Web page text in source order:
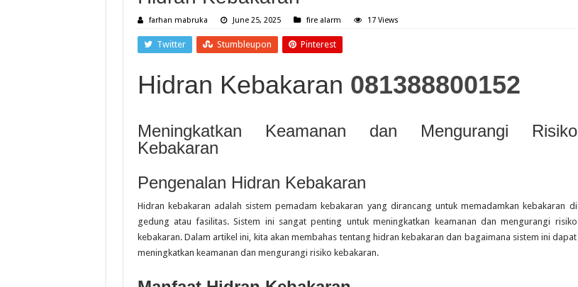
farhan mabruka June 25, 2025 fire alarm 17 Views
Twitter Stumbleupon Pinterest
Hidran Kebakaran 081388800152
Meningkatkan Keamanan dan Mengurangi Risiko
Kebakaran
Pengenalan Hidran Kebakaran
Hidran kebakaran adalah sistem pemadam kebakaran yang dirancang untuk memadamkan kebakaran di
gedung atau fasilitas. Sistem ini sangat penting untuk meningkatkan keamanan dan mengurangi risiko
kebakaran. Dalam artikel ini, kita akan membahas tentang hidran kebakaran dan bagaimana sistem ini dapat
meningkatkan keamanan dan mengurangi risiko kebakaran.